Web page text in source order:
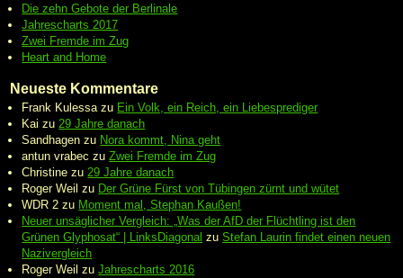
Die zehn Gebote der Berlinale
Jahrescharts 2017
Zwei Fremde im Zug
Heart and Home
Neueste Kommentare
Frank Kulessazu Ein Volk, ein Reich, ein Liebesprediger
Kai zu29 Jahre danach
Sandhagen zu Nora kommt, Nina geht
antun vrabec zuZwei Fremde im Zug
Christine zu29 Jahre danach
Roger Weil zu Der Grüne Fürst von Tübingen zürnt und wütet
WDR 2 zu Moment mal, Stephan Kaußen!
Neuer unsäglicher Vergleich: „Was der AfD der Flüchtling ist den
Grünen Glyphosat“ | LinksDiagonal zuStefan Laurin findet einen neuen
Nazivergleich
Roger Weil zuJahrescharts 2016